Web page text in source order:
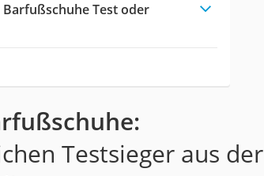
Test oder
Testsieger aus der